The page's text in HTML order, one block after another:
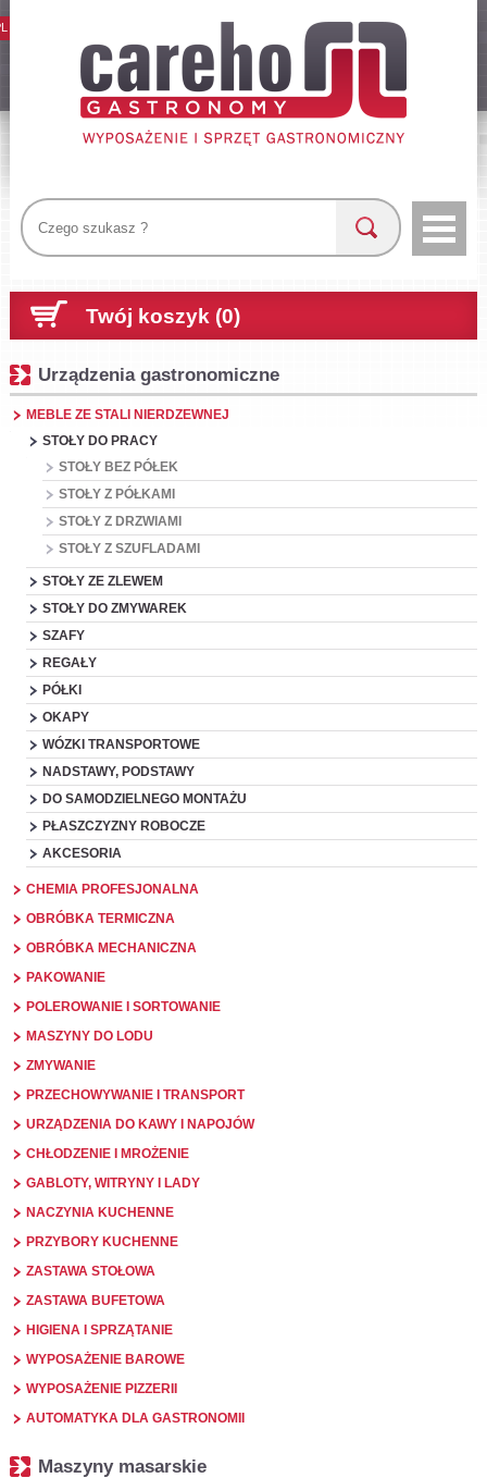
Twój koszyk (0)
Urządzenia gastronomiczne
MEBLE ZE STALI NIERDZEWNEJ
STOŁY DO PRACY
STOŁY BEZ PÓŁEK
STOŁY Z PÓŁKAMI
STOŁY Z DRZWIAMI
STOŁY Z SZUFLADAMI
STOŁY ZE ZLEWEM
STOŁY DO ZMYWAREK
SZAFY
REGAŁY
PÓŁKI
OKAPY
WÓZKI TRANSPORTOWE
NADSTAWY, PODSTAWY
DO SAMODZIELNEGO MONTAŻU
PŁASZCZYZNY ROBOCZE
AKCESORIA
CHEMIA PROFESJONALNA
OBRÓBKA TERMICZNA
OBRÓBKA MECHANICZNA
PAKOWANIE
POLEROWANIE I SORTOWANIE
MASZYNY DO LODU
ZMYWANIE
PRZECHOWYWANIE I TRANSPORT
URZĄDZENIA DO KAWY I NAPOJÓW
CHŁODZENIE I MROŻENIE
GABLOTY, WITRYNY I LADY
NACZYNIA KUCHENNE
PRZYBORY KUCHENNE
ZASTAWA STOŁOWA
ZASTAWA BUFETOWA
HIGIENA I SPRZĄTANIE
WYPOSAŻENIE BAROWE
WYPOSAŻENIE PIZZERII
AUTOMATYKA DLA GASTRONOMII
Maszyny masarskie